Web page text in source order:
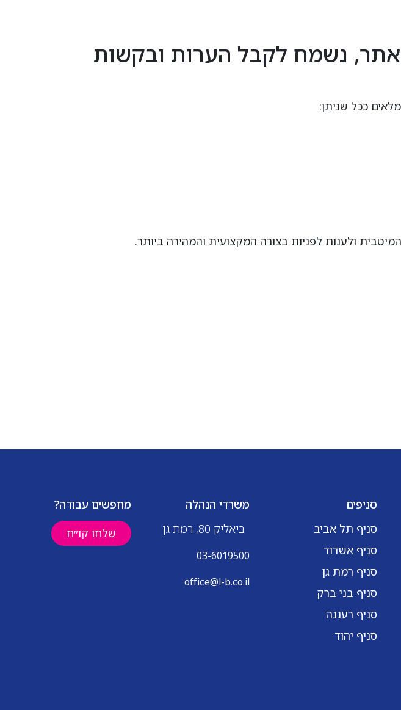
נשמח לקבל הערות ובקשות
ככל שניתן:
ולענות לפניות בצורה המקצועית והמהירה ביותר.
סניפים
סניף תל אביב
סניף אשדוד
סניף רמת גן
סניף בני ברק
סניף רעננה
סניף יהוד
משרדי הנהלה
ביאליק 80, רמת גן
03-6019500
office@l-b.co.il
מחפשים עבודה?
שלחו קו״ח